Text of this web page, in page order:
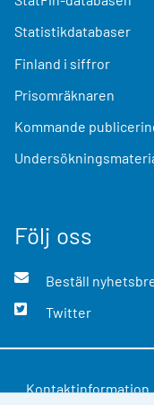
Statistikdatabaser
Finland i siffror
Prisomräknaren
Kommande
Följ oss
Beställ
Twitter
Kontaktinformation